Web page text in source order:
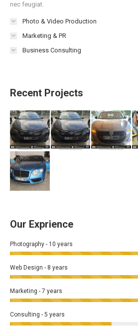
nec feugiat.
Photo & Video Production
Marketing & PR
Business Consulting
Recent Projects
Our Exprience
Photography - 10 years
Web Design - 8 years
Marketing - 7 years
Consulting - 5 years